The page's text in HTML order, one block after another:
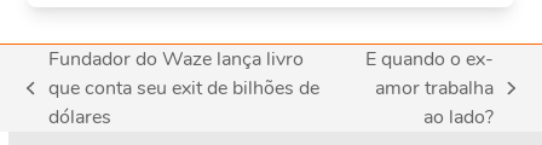
previous
post:
Fundador do Waze lança livro
que conta seu exit de bilhões de
dólares
next
E quando o ex-
amor trabalha
ao lado?